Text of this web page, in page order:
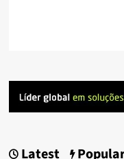
Latest